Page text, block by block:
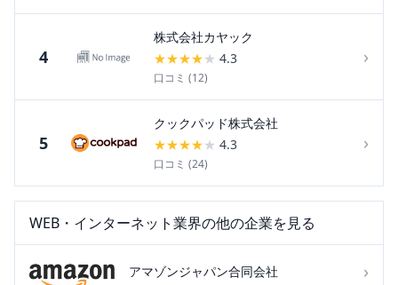
4
株式会社カヤック
★★★★★ 4.3
口コミ (12)
›
5
クックパッド株式会社
★★★★★ 4.3
口コミ (24)
›
WEB・インターネット業界の他の企業を見る
アマゾンジャパン合同会社 ›